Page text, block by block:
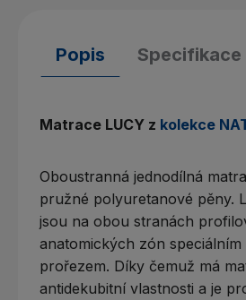
Popis Specifikace
Matrace LUCY z kolekce
Oboustranná jednodílná
pružné polyuretanové pěny.
jsou na obou stranách
anatomických zón speciálním
prořezem. Díky čemuž má
antidekubitní vlastnosti a je